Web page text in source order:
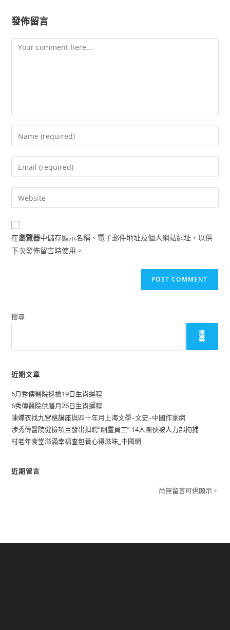
發佈留言
Comment
Enter
your
name
comment
Enter
your
email
address
comment
Enter
your
website
URL
(optional)
在瀏覽器中儲存顯示名稱、電子郵件地址及個人網站網址，以供
下次發佈留言時使用。
搜尋
搜
尋
近期文章
6月秀傳醫院巡檢19日生肖運程
6秀傳醫院供膳月26日生肖運程
陳蝶衣找九宮格講座與四十年月上海文學–文史–中國作家網
涉秀傳醫院健檢項目發出扣聘“幽靈員工” 14人團伙被人力部拘捕
村老年食堂溢滿幸福查包養心得滋味_中國網
近期留言
尚無留言可供顯示。